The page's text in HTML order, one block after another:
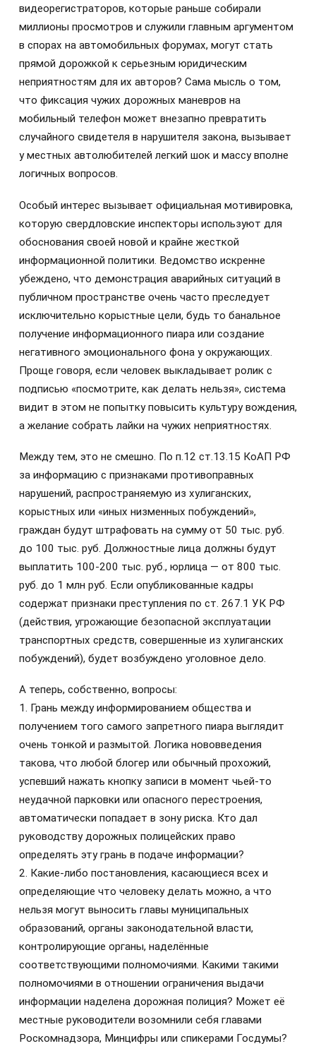
видеорегистраторов, которые раньше собирали
миллионы просмотров и служили главным аргументом
в спорах на автомобильных форумах, могут стать
прямой дорожкой к серьезным юридическим
неприятностям для их авторов? Сама мысль о том,
что фиксация чужих дорожных маневров на
мобильный телефон может внезапно превратить
случайного свидетеля в нарушителя закона, вызывает
у местных автолюбителей легкий шок и массу вполне
логичных вопросов.
Особый интерес вызывает официальная мотивировка,
которую свердловские инспекторы используют для
обоснования своей новой и крайне жесткой
информационной политики. Ведомство искренне
убеждено, что демонстрация аварийных ситуаций в
публичном пространстве очень часто преследует
исключительно корыстные цели, будь то банальное
получение информационного пиара или создание
негативного эмоционального фона у окружающих.
Проще говоря, если человек выкладывает ролик с
подписью «посмотрите, как делать нельзя», система
видит в этом не попытку повысить культуру вождения,
а желание собрать лайки на чужих неприятностях.
Между тем, это не смешно. По п.12 ст.13.15 КоАП РФ
за информацию с признаками противоправных
нарушений, распространяемую из хулиганских,
корыстных или «иных низменных побуждений»,
граждан будут штрафовать на сумму от 50 тыс. руб.
до 100 тыс. руб. Должностные лица должны будут
выплатить 100-200 тыс. руб., юрлица — от 800 тыс.
руб. до 1 млн руб. Если опубликованные кадры
содержат признаки преступления по ст. 267.1 УК РФ
(действия, угрожающие безопасной эксплуатации
транспортных средств, совершенные из хулиганских
побуждений), будет возбуждено уголовное дело.
А теперь, собственно, вопросы:
1. Грань между информированием общества и
получением того самого запретного пиара выглядит
очень тонкой и размытой. Логика нововведения
такова, что любой блогер или обычный прохожий,
успевший нажать кнопку записи в момент чьей-то
неудачной парковки или опасного перестроения,
автоматически попадает в зону риска. Кто дал
руководству дорожных полицейских право
определять эту грань в подаче информации?
2. Какие-либо постановления, касающиеся всех и
определяющие что человеку делать можно, а что
нельзя могут выносить главы муниципальных
образований, органы законодательной власти,
контролирующие органы, наделённые
соответствующими полномочиями. Какими такими
полномочиями в отношении ограничения выдачи
информации наделена дорожная полиция? Может её
местные руководители возомнили себя главами
Роскомнадзора, Минцифры или спикерами Госдумы?